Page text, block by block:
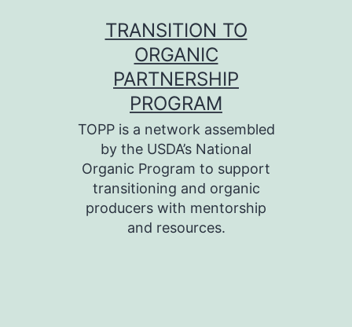
TRANSITION TO
ORGANIC
PARTNERSHIP
PROGRAM
TOPP is a network assembled
by the USDA’s National
Organic Program to support
transitioning and organic
producers with mentorship
and resources.